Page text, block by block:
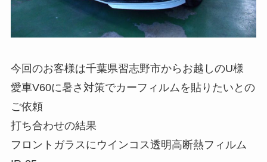
今回のお客様は千葉県習志野市からお越しのU様
愛車V60に暑さ対策でカーフィルムを貼りたいとの
ご依頼
打ち合わせの結果
フロントガラスにウインコス透明高断熱フィルム